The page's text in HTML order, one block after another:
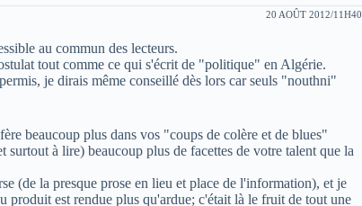
20 AOÛT 2012/11H40
au commun des lecteurs.
tout comme ce qui s'écrit de "politique" en Algérie.
je dirais même conseillé dès lors car seuls "nouthni"
beaucoup plus dans vos "coups de colère et de blues"
à lire) beaucoup plus de facettes de votre talent que la
(de la presque prose en lieu et place de l'information), et je
produit est rendue plus qu'ardue; c'était là le fruit de tout une